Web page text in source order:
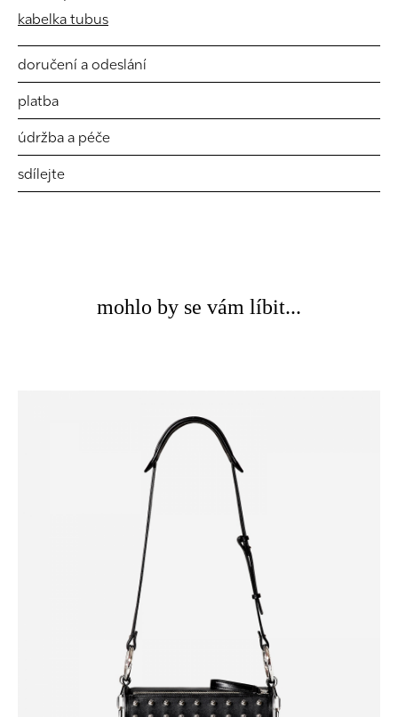
kabelka tubus
doručení a odeslání
platba
údržba a péče
sdílejte
mohlo by se vám líbit...